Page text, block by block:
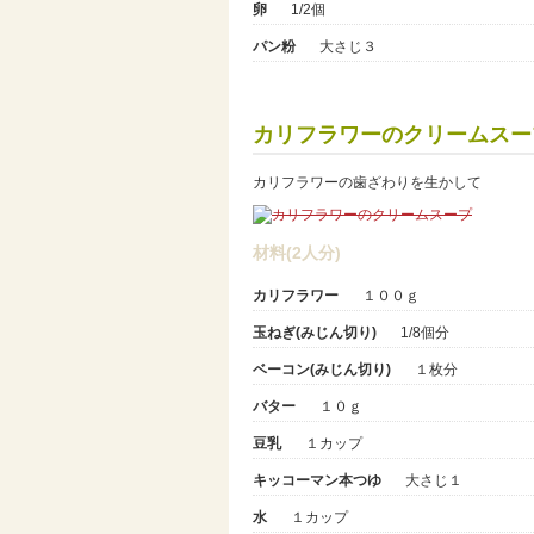
卵 1/2個
パン粉 大さじ３
カリフラワーのクリームス
カリフラワーの歯ざわりを生かして
材料(2人分)
カリフラワー １００ｇ
玉ねぎ(みじん切り) 1/8個分
ベーコン(みじん切り) １枚分
バター １０ｇ
豆乳 １カップ
キッコーマン本つゆ 大さじ１
水 １カップ